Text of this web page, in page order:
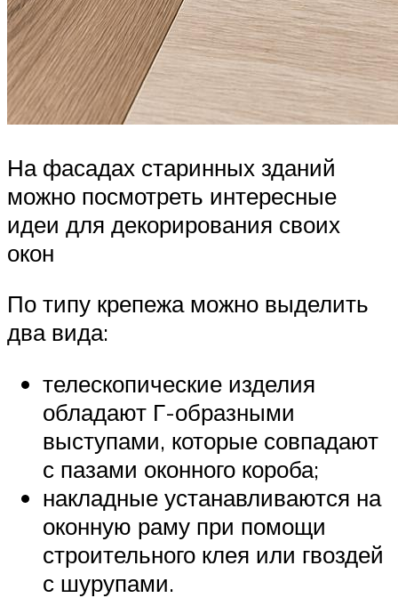
На фасадах старинных зданий
можно посмотреть интересные
идеи для декорирования своих
окон
По типу крепежа можно выделить
два вида:
телескопические изделия
обладают Г-образными
выступами, которые совпадают
с пазами оконного короба;
накладные устанавливаются на
оконную раму при помощи
строительного клея или гвоздей
с шурупами.